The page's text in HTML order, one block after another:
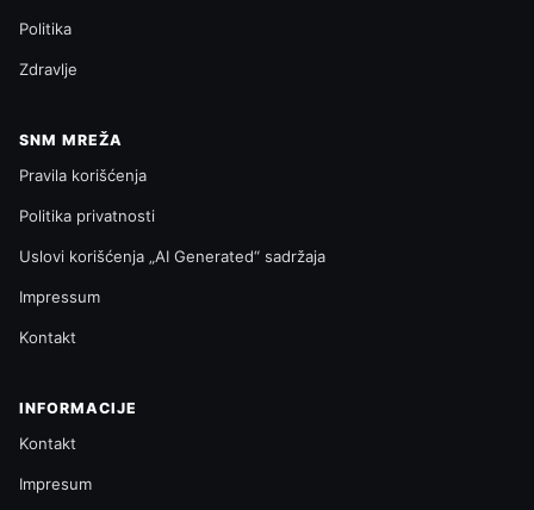
Politika
Zdravlje
SNM MREŽA
Pravila korišćenja
Politika privatnosti
Uslovi korišćenja „AI Generated“ sadržaja
Impressum
Kontakt
INFORMACIJE
Kontakt
Impresum